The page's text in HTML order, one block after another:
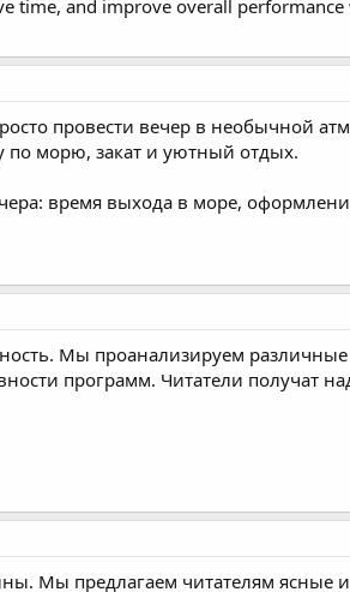
time, and improve overall
провести вечер в необычной
по морю, закат и уютный отдых.
время выхода в море,
Мы проанализируем
программ. Читатели получат
Мы предлагаем читателям ясные